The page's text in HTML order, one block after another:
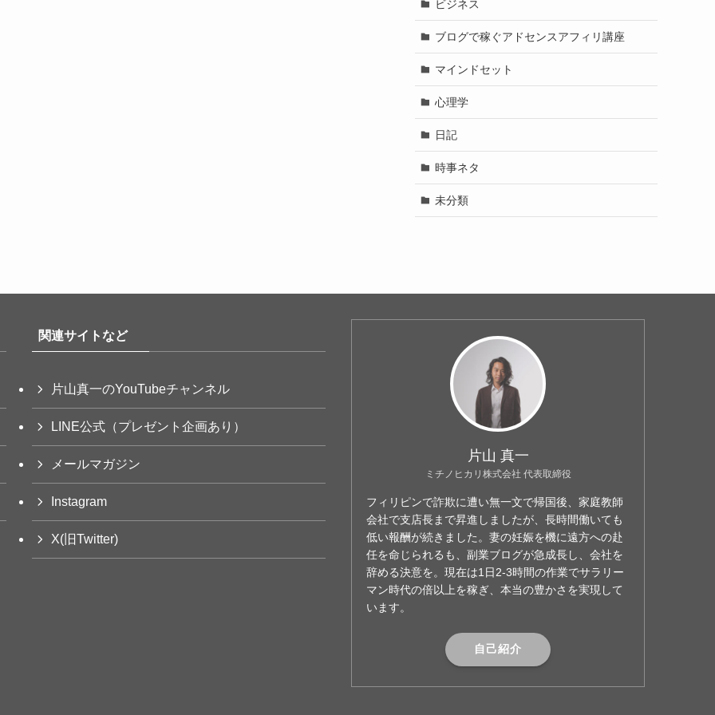
ビジネス
ブログで稼ぐアドセンスアフィリ講座
マインドセット
心理学
日記
時事ネタ
未分類
関連サイトなど
片山真一のYouTubeチャンネル
LINE公式（プレゼント企画あり）
メールマガジン
Instagram
X(旧Twitter)
片山 真一
ミチノヒカリ株式会社 代表取締役
フィリピンで詐欺に遭い無一文で帰国後、家庭教師
会社で支店長まで昇進しましたが、長時間働いても
低い報酬が続きました。妻の妊娠を機に遠方への赴
任を命じられるも、副業ブログが急成長し、会社を
辞める決意を。現在は1日2-3時間の作業でサラリー
マン時代の倍以上を稼ぎ、本当の豊かさを実現して
います。
自己紹介